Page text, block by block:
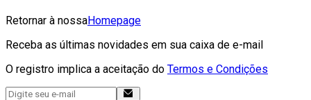
Retornar à nossaHomepage
Receba as últimas novidades em sua caixa de e-mail
O registro implica a aceitação do Termos e Condições